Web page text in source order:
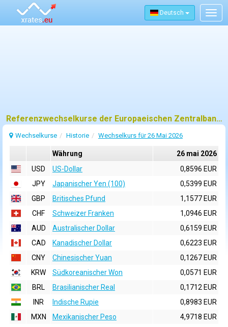
Deutsch
Referenzwechselkurse der Europaeischen Zentralbank (EZB) fuer 26 mai 2026
Wechselkurse Historie Wechselkurs für 26 Mai 2026
Währung
26 mai 2026
USD
US-Dollar
0,8596 EUR
JPY
Japanischer Yen (100)
0,5399 EUR
GBP
Britisches Pfund
1,1577 EUR
CHF
Schweizer Franken
1,0946 EUR
AUD
Australischer Dollar
0,6159 EUR
CAD
Kanadischer Dollar
0,6223 EUR
CNY
Chinesischer Yuan
0,1267 EUR
KRW
Südkoreanischer Won
0,0571 EUR
BRL
Brasilianischer Real
0,1712 EUR
INR
Indische Rupie
0,8983 EUR
MXN
Mexikanischer Peso
4,9718 EUR